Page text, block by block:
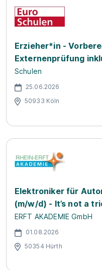
Erzieher*in -
Externenprüfung
Schulen
25.06.2026
50933 Köln
Elektroniker für
(m/w/d) - It’s not a
ERFT AKADEMIE GmbH
01.08.2026
50354 Hürth